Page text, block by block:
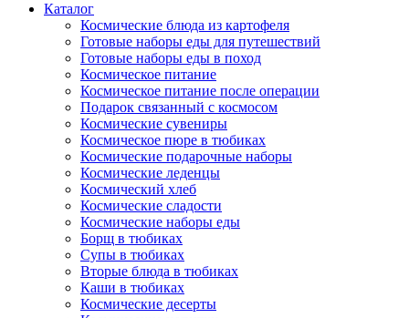
Каталог
Космические блюда из картофеля
Готовые наборы еды для путешествий
Готовые наборы еды в поход
Космическое питание
Космическое питание после операции
Подарок связанный с космосом
Космические сувениры
Космическое пюре в тюбиках
Космические подарочные наборы
Космические леденцы
Космический хлеб
Космические сладости
Космические наборы еды
Борщ в тюбиках
Супы в тюбиках
Вторые блюда в тюбиках
Каши в тюбиках
Космические десерты